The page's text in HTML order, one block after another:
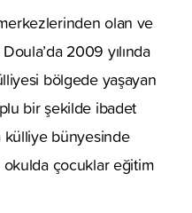
olan ve
2009 yılında
bölgede yaşayan
bir şekilde ibadet
külliye bünyesinde
okulda çocuklar eğitim